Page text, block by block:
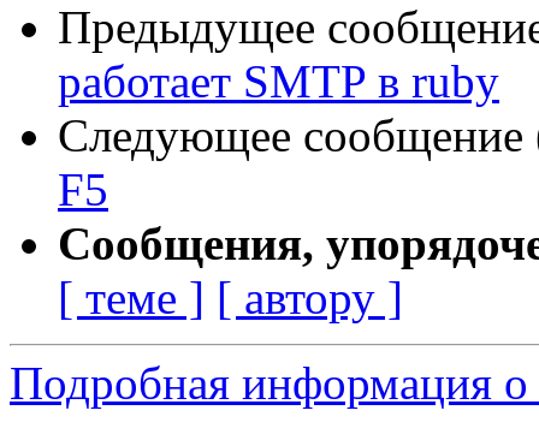
Предыдущее
работает SMTP в ruby
Следующее сообщение
F5
Сообщения,
[ теме ] [ автору ]
Подробная информация